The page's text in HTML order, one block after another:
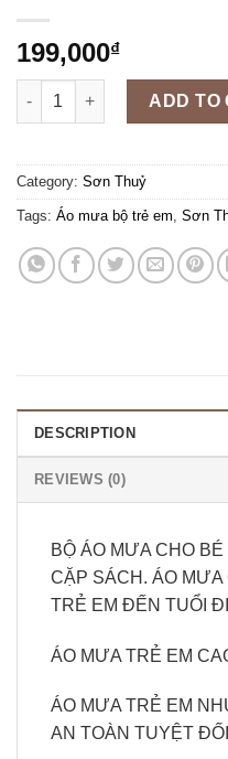
199,000₫
Áo mưa bộ trẻ em Sơn
ADD TO
Category: Sơn Thuỷ
Tags: Áo mưa bộ trẻ em Sơn
DESCRIPTION
REVIEWS (0)
BỘ ÁO MƯA CHO
CẶP SÁCH. ÁO
TRẺ EM ĐẾN TUỔI
ÁO MƯA TRẺ EM
ÁO MƯA TRẺ EM
AN TOÀN TUYỆT ĐỐI